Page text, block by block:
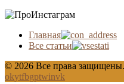
Главная
Все статьи
© 2026 Все права защищены.
okytfbgptwinvk